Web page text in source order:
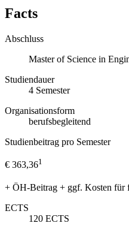
Facts
Abschluss
Master of Science in
Studiendauer
4 Semester
Organisationsform
berufsbegleitend
Studienbeitrag pro Semester
€ 363,361
+ ÖH-Beitrag + ggf. Kosten für
ECTS
120 ECTS